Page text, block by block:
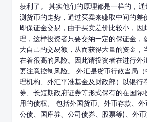
获利了。 其实他们的原理都是一样的，
测货币的走势，通过买卖来赚取中间的差
即保证金交易，由于买卖差价比较小，因
理，这样投资者只要交纳一定的保证金，
大自己的交易额，从而获得大量的资金，
在着很高的风险。因此请投资者在进行外
要注意控制风险。 外汇是货币行政当局
理机构、外汇平准基金及财政部）以银行
券、长短期政府证券等形式保有的在国际
用的债权。 包括外国货币、外币存款、
公债、国库券、公司债券、股票等)、外